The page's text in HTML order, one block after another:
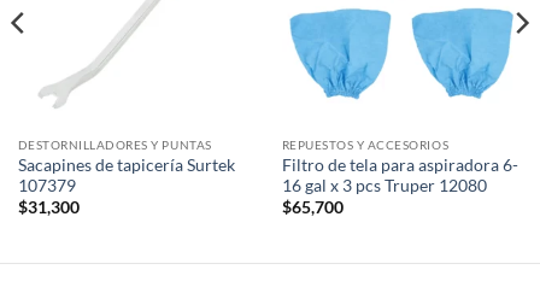
DESTORNILLADORES Y PUNTAS
Sacapines de tapicería Surtek
107379
$31,300
REPUESTOS Y ACCESORIOS
Filtro de tela para aspiradora 6-
16 gal x 3 pcs Truper 12080
$65,700